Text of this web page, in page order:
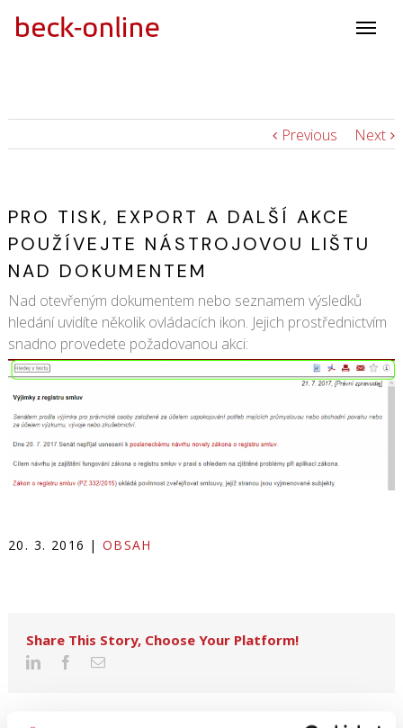
Previous Next
PRO TISK, EXPORT A DALŠÍ AKCE
POUŽÍVEJTE NÁSTROJOVOU LIŠTU
NAD DOKUMENTEM
Nad otevřeným dokumentem nebo seznamem výsledků
hledání uvidíte několik ovládacích ikon. Jejich prostřednictvím
snadno provedete požadovanou akci:
20. 3. 2016 | OBSAH
Share This Story, Choose Your Platform!